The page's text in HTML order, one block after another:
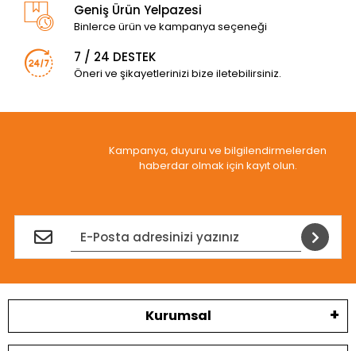
Geniş Ürün Yelpazesi
Binlerce ürün ve kampanya seçeneği
7 / 24 DESTEK
Öneri ve şikayetlerinizi bize iletebilirsiniz.
Kampanya, duyuru ve bilgilendirmelerden
haberdar olmak için kayıt olun.
Kurumsal